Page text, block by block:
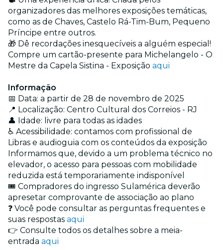
organizadores das melhores exposições temáticas,
como as de Chaves, Castelo Rá-Tim-Bum, Pequeno
Príncipe entre outros.
🎁 Dê recordações inesquecíveis a alguém especial!
Compre um cartão-presente para Michelangelo - O
Mestre da Capela Sistina - Exposição aqui
Informação
📅 Data: a partir de 28 de novembro de 2025
📍 Localização: Centro Cultural dos Correios - RJ
👤 Idade: livre para todas as idades
♿ Acessibilidade: contamos com profissional de
Libras e audioguia com os conteúdos da exposição
Informamos que, devido a um problema técnico no
elevador, o acesso para pessoas com mobilidade
reduzida está temporariamente indisponível
🎟️ Compradores do ingresso Sulamérica deverão
apresetar comprovante de associação ao plano
❓ Você pode consultar as perguntas frequentes e
suas respostas aqui
👉 Consulte todos os detalhes sobre a meia-
entrada aqui